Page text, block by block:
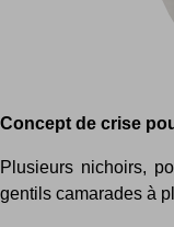
Concept de crise
Plusieurs nichoirs,
gentils camarades à